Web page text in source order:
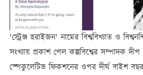
'স্ট্রেঞ্জ হরাইজন' নামের বিশ্ববিখ্যাত ও
সংখ্যায় প্রকাশ পেল কল্পবিশ্বের সম্পাদক দীপ
স্পেকুলেটিভ ফিকশনের ওপর দীর্ঘ বাইশ